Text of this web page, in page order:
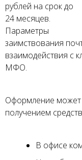
рублей на срок до
24 месяцев.
Параметры
заимствования
взаимодействия с
МФО.
Оформление может
получением
В офисе